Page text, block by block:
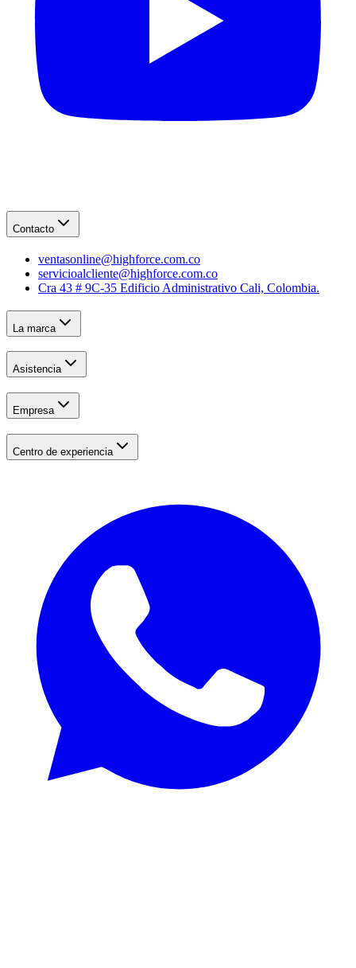
Contacto
ventasonline@highforce.com.co
servicioalcliente@highforce.com.co
Cra 43 # 9C-35 Edificio Administrativo Cali, Colombia.
La marca
Asistencia
Empresa
Centro de experiencia